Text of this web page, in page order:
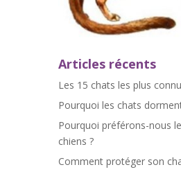
Articles récents
Les 15 chats les plus
Pourquoi les chats
Pourquoi préférons-nous
chiens ?
Comment protéger son